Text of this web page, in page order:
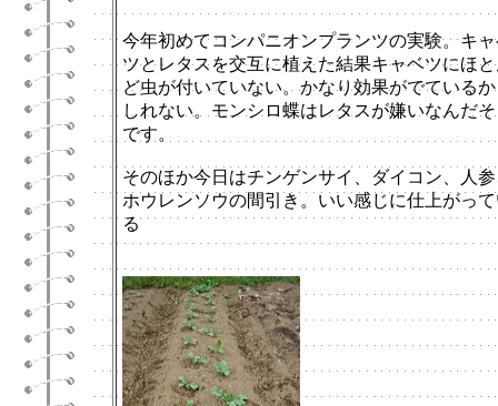
今年初めてコンパニオンプランツの実験。キ
ツとレタスを交互に植えた結果キャベツにほ
ど虫が付いていない。かなり効果がでている
しれない。モンシロ蝶はレタスが嫌いなんだ
です。
そのほか今日はチンゲンサイ、ダイコン、人
ホウレンソウの間引き。いい感じに仕上がっ
る